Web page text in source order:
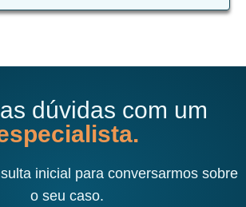
dúvidas com um
inicial para conversarmos sobre
o seu caso.